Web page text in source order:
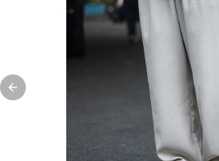
Previous slide